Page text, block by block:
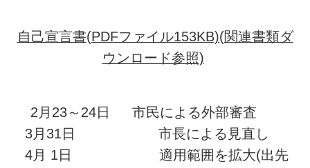
自己宣言書(PDFファイル153KB)(関連書類ダ
ウンロード参照)
2月23～24日 市民による外部審査
3月31日 市長による見直し
4月 1日 適用範囲を拡大(出先